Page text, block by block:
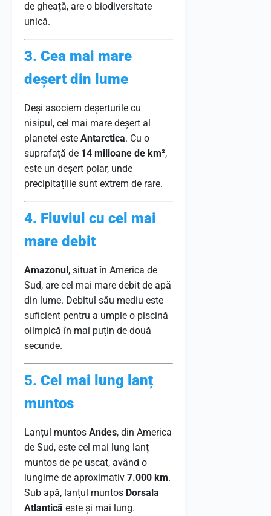
de gheață, are o biodiversitate
unică.
3. Cea mai mare
deșert din lume
Deși asociem deșerturile cu
nisipul, cel mai mare deșert al
planetei este Antarctica. Cu o
suprafață de 14 milioane de km²,
este un deșert polar, unde
precipitațiile sunt extrem de rare.
4. Fluviul cu cel mai
mare debit
Amazonul, situat în America de
Sud, are cel mai mare debit de apă
din lume. Debitul său mediu este
suficient pentru a umple o piscină
olimpică în mai puțin de două
secunde.
5. Cel mai lung lanț
muntos
Lanțul muntos Andes, din America
de Sud, este cel mai lung lanț
muntos de pe uscat, având o
lungime de aproximativ 7.000 km.
Sub apă, lanțul muntos Dorsala
Atlantică este și mai lung.